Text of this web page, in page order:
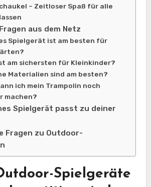
– Zeitloser Spaß für alle
aus dem Netz
Spielgerät ist am besten für
am sichersten für Kleinkinder?
Materialien sind am besten?
ich mein Trampolin noch
machen?
Spielgerät passt zu deiner
Fragen zu Outdoor-
Spielgeräte